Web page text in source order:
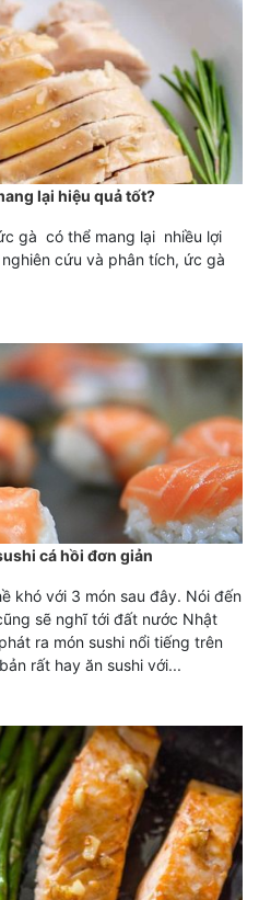
lại hiệu quả tốt?
gà có thể mang lại nhiều lợi
cứu và phân tích, ức gà
cá hồi đơn giản
khó với 3 món sau đây. Nói đến
sẽ nghĩ tới đất nước Nhật
ra món sushi nổi tiếng trên
rất hay ăn sushi với...